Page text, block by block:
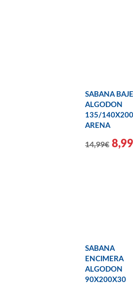
SABANA
ALGODON
135/
ARENA
14,99€
SABANA
ENCIMERA
ALGODON
90X200X30